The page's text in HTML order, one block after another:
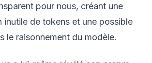
pour nous, créant une
inutile de tokens et une possible
le raisonnement du modèle.